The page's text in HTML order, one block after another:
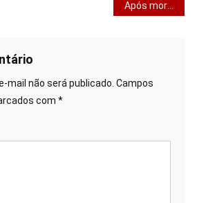
mail não será publicado. Campos
com *